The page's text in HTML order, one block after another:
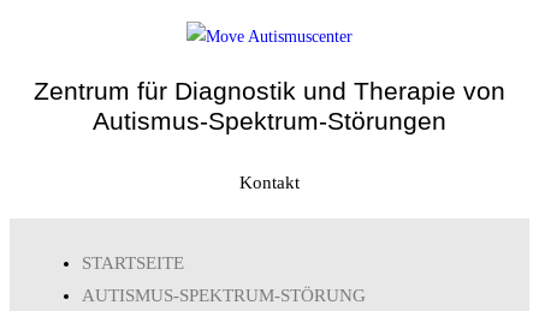
Zentrum für Diagnostik und Therapie von
Autismus-Spektrum-Störungen
Kontakt
STARTSEITE
AUTISMUS-SPEKTRUM-STÖRUNG